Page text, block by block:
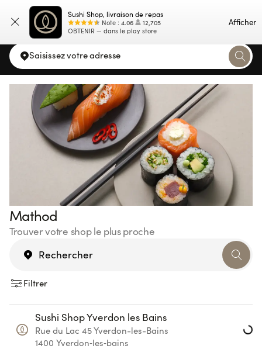
Sushi Shop, livraison de repas
Note : 4.06
12,705
OBTENIR — dans le play store
Afficher
Carte
Saisissez votre adresse
Mathod
Trouver votre shop le plus proche
Filtrer
Sushi Shop Yverdon les Bains
Rue du Lac 45Yverdon-les-Bains
1400 Yverdon‑les‑bains